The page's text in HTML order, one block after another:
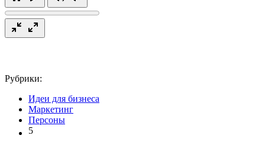
Рубрики:
Идеи для бизнеса
Маркетинг
Персоны
5